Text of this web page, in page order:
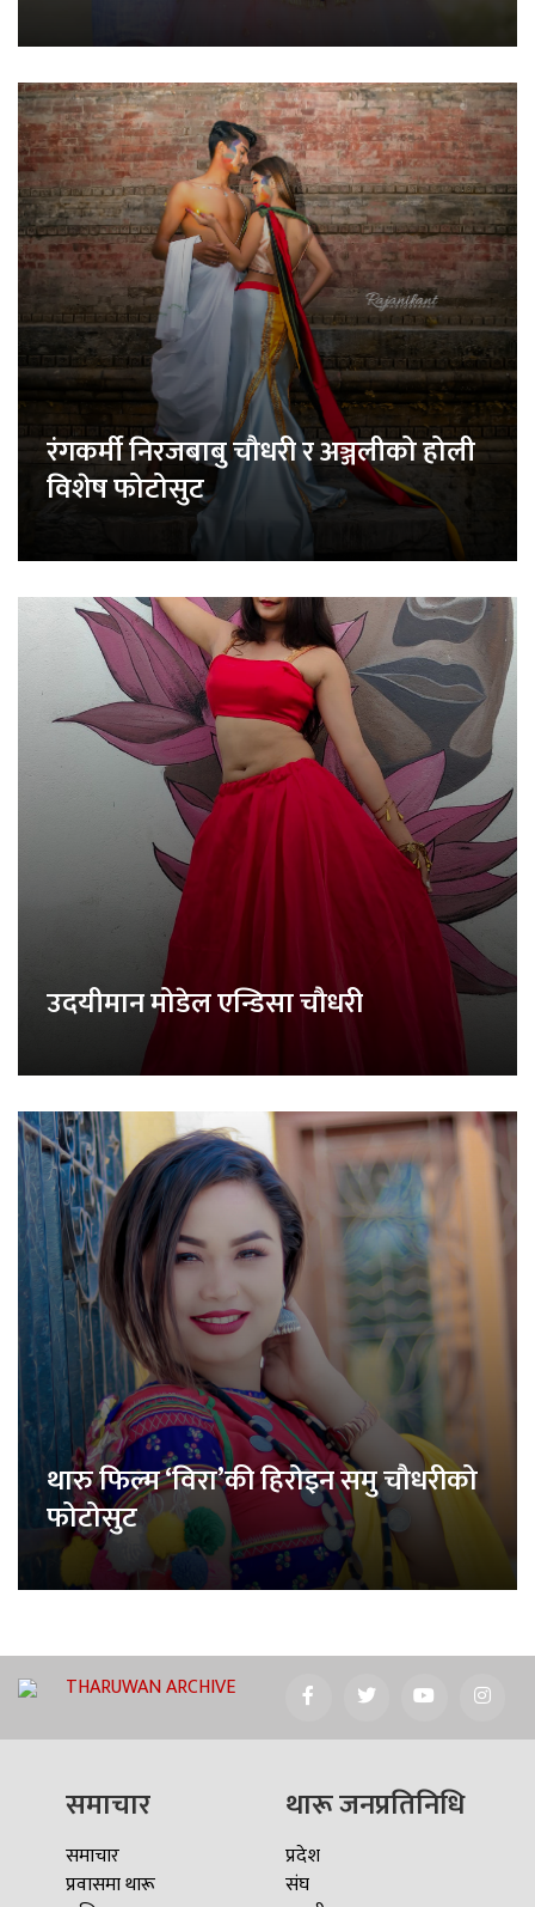
रंगकर्मी निरजबाबु चौधरी र अञ्जलीको होली
विशेष फोटोसुट
उदयीमान मोडेल एन्डिसा चौधरी
थारु फिल्म ‘विरा’की हिरोइन समु चौधरीको
फोटोसुट
THARUWAN ARCHIVE
समाचार
समाचार
प्रवासमा थारू
थारू जनप्रतिनिधि
प्रदेश
संघ